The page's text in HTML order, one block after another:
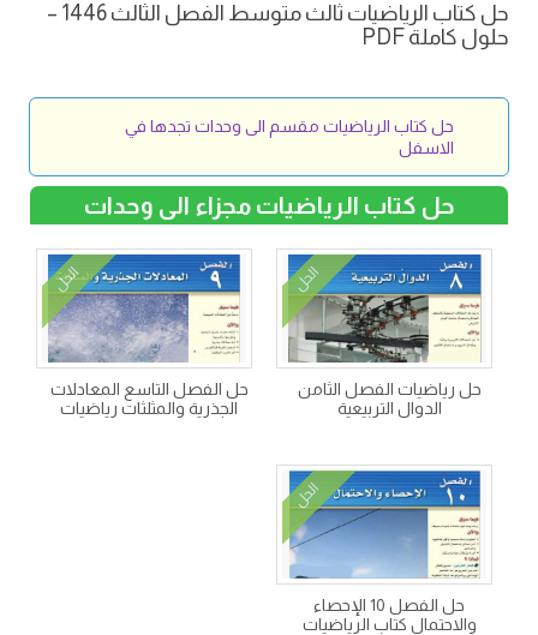
حل كتاب الرياضيات ثالث متوسط الفصل الثالث 1446 –
حلول كاملة PDF
حل كتاب الرياضيات مقسم الى وحدات تجدها في
الاسفل
حل كتاب الرياضيات مجزاء الى وحدات
الحل
حل رياضيات الفصل الثامن
الدوال التربيعية
الحل
حل الفصل التاسع المعادلات
الجذرية والمثلثات رياضيات
الحل
حل الفصل 10 الإحصاء
والاحتمال كتاب الرياضيات